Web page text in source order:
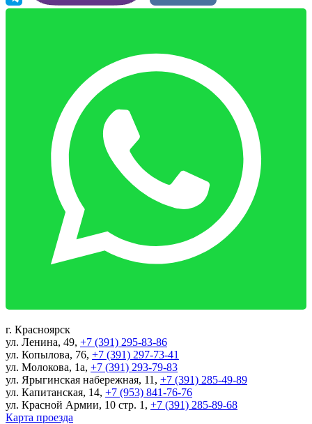
г. Красноярск
ул. Ленина, 49, +7 (391) 295-83-86
ул. Копылова, 76, +7 (391) 297-73-41
ул. Молокова, 1а, +7 (391) 293-79-83
ул. Ярыгинская набережная, 11 , +7 (391) 285-49-89
ул. Капитанская, 14, +7 (953) 841-76-76
ул. Красной Армии, 10 стр. 1 , +7 (391) 285-89-68
Карта проезда